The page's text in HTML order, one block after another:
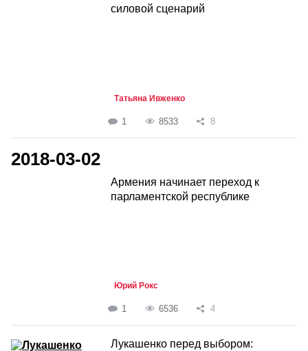
силовой сценарий
Татьяна Ивженко
1 8533 8
2018-03-02
Армения начинает переход к
парламентской республике
Юрий Рокс
1 6536 4
Лукашенко перед выбором: